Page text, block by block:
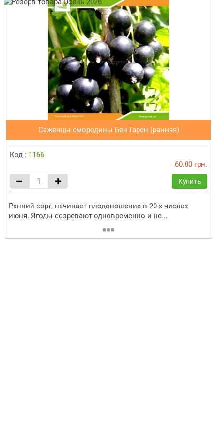
Саженцы смородины Бен Гарен (ранняя)
Код : 1166
60.00 грн.
Купить
Ранний сорт, начинает плодоношение в 20-х числах
июня. Ягоды созревают одновременно и не...